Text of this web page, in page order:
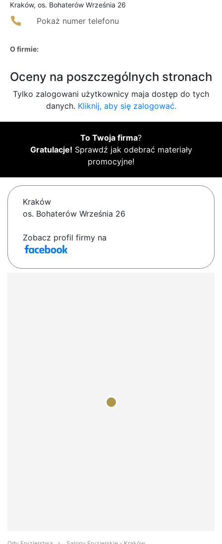
Kraków, os. Bohaterów Września 26
Pokaż numer telefonu
O firmie:
Oceny na poszczególnych stronach
Tylko zalogowani użytkownicy maja dostęp do tych
danych. Kliknij, aby się zalogować.
To Twoja firma?
Gratulacje! Sprawdź jak odebrać materiały
promocyjne!
Kraków
os. Bohaterów Września 26
Zobacz profil firmy na